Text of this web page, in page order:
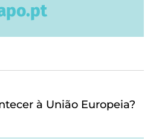
à União Europeia?